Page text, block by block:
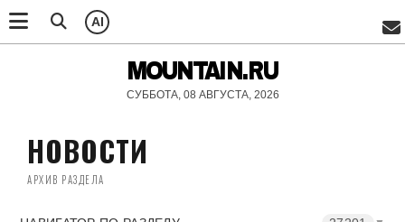
AI
MOUNTAIN.RU
СУББОТА, 08 АВГУСТА, 2026
НОВОСТИ
АРХИВ РАЗДЕЛА